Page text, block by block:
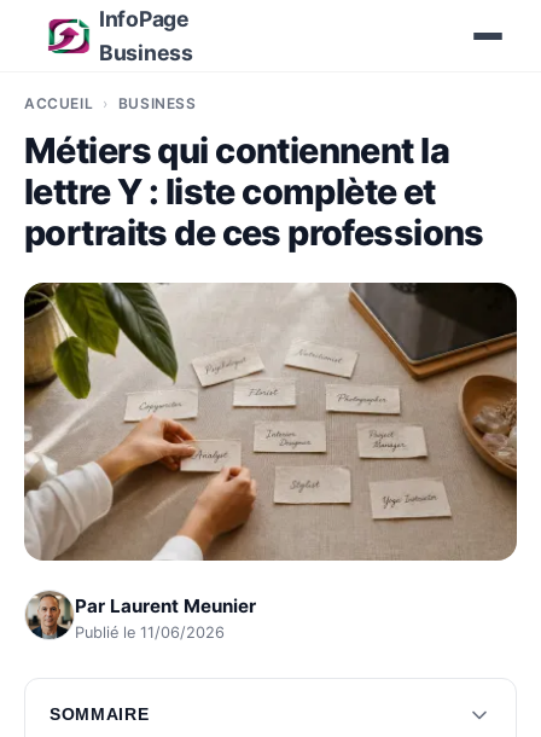
InfoPage
Business
ACCUEIL BUSINESS
Métiers qui contiennent la
lettre Y : liste complète et
portraits de ces professions
Par Laurent Meunier
Publié le 11/06/2026
SOMMAIRE